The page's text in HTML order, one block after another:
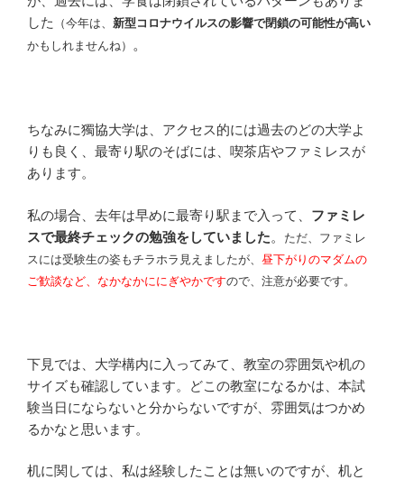
した
（今年は、 新型コロナウイルスの影響で閉鎖の可能性が高い
かもしれませんね） 。
ちなみに獨協大学は、アクセス的には過去のどの大学よ
りも良く、最寄り駅のそばには、喫茶店やファミレスが
あります。
私の場合、去年は早めに最寄り駅まで入って、 ファミレ
スで最終チェックの勉強をしていました。
ただ、ファミレ
スには受験生の姿もチラホラ見えましたが、 昼下がりのマダムの
ご歓談など、なかなかににぎやかですので、注意が必要です。
下見では、大学構内に入ってみて、教室の雰囲気や机の
サイズも確認しています。どこの教室になるかは、本試
験当日にならないと分からないですが、雰囲気はつかめ
るかなと思います。
机に関しては、私は経験したことは無いのですが、机と